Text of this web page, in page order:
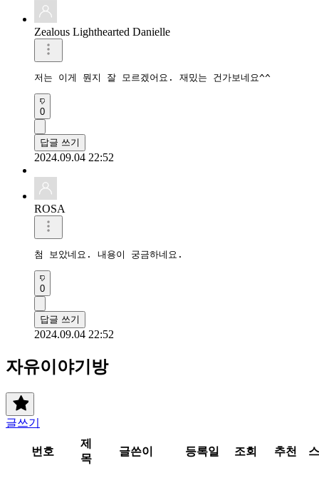
Zealous Lighthearted Danielle
저는 이게 뭔지 잘 모르겠어요. 재밌는 건가보네요^^
0
답글 쓰기
2024.09.04 22:52
ROSA
첨 보았네요. 내용이 궁금하네요.
0
답글 쓰기
2024.09.04 22:52
자유이야기방
글쓰기
번호
제
목
글쓴이 등록일 조회 추천